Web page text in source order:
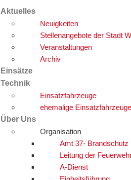
Aktuelles
Neuigkeiten
Stellenangebote der Stadt
Veranstaltungen
Archiv
Einsätze
Technik
Einsatzfahrzeuge
ehemalige Einsatzfahrzeuge
Über Uns
Organisation
Amt 37- Brandschutz
Leitung der
A-Dienst